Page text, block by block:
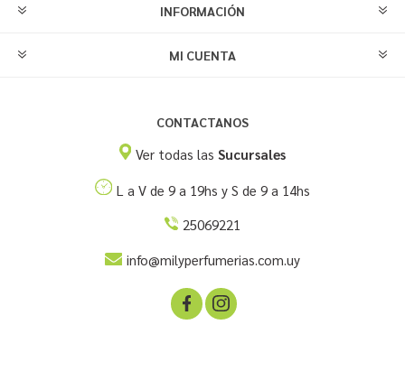
INFORMACIÓN
MI CUENTA
CONTACTANOS
Ver todas las Sucursales
L a V de 9 a 19hs y S de 9 a 14hs
25069221
info@milyperfumerias.com.uy